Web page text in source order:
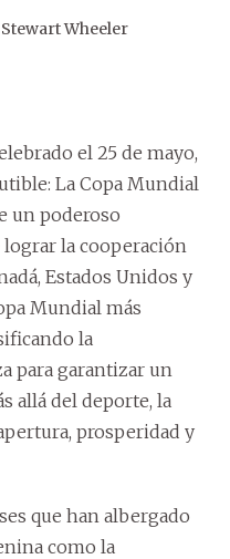
Stewart Wheeler
el 25 de mayo,
La Copa Mundial
un poderoso
la cooperación
Estados Unidos y
Mundial más
la
para garantizar un
allá del deporte, la
prosperidad y
que han albergado
como la